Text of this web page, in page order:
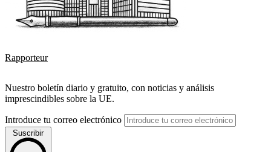
Rapporteur
Nuestro boletín diario y gratuito, con noticias y análisis
imprescindibles sobre la UE.
Introduce tu correo electrónico
Suscribir